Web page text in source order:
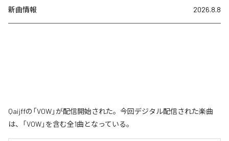
新曲情報 2026.8.8
Qaijffの「VOW」が配信開始された。今回デジタル配信された楽曲
は、「VOW」を含む全1曲となっている。